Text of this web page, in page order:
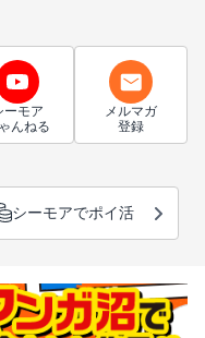
ーモア
んねる
メルマガ
登録
シーモアでポイ活